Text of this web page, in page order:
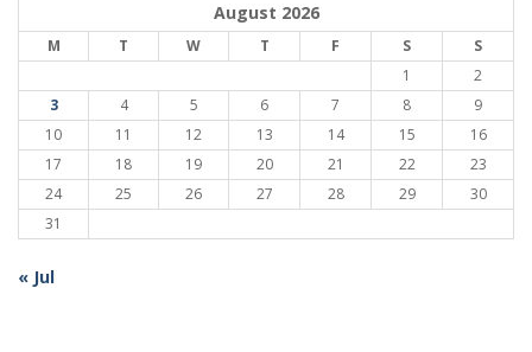
August 2026
M T W T F S
S
1
2
3
4 5 6 7 8
9
10
11 12 13 14 15
16
17
18 19 20 21 22
23
24
25 26 27 28 29
30
31
« Jul